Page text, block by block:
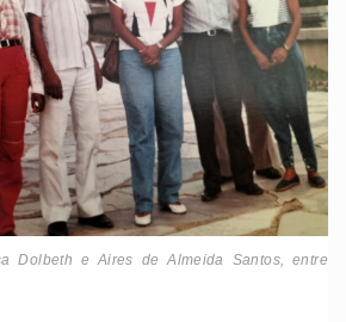
Dolbeth e Aires de Almeida Santos, entre